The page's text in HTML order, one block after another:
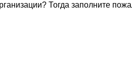
Тогда заполните